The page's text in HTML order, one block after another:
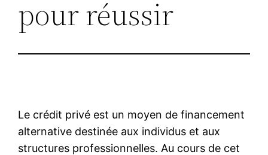
pour réussir
Le crédit privé est un moyen de financement
alternative destinée aux individus et aux
structures professionnelles. Au cours de cet